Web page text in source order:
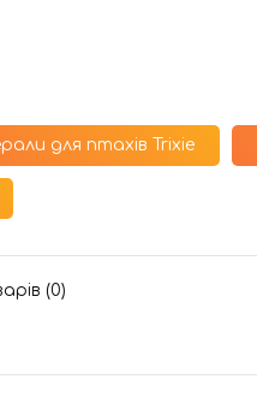
для птахів Trixie
(0)